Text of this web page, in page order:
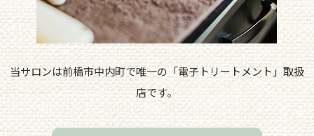
当サロンは前橋市中内町で唯一の「電子トリートメント」取扱
店です。